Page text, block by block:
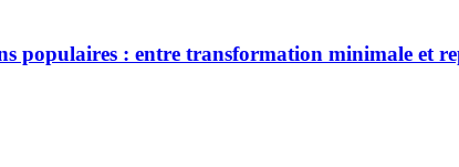
populaires : entre transformation minimale et